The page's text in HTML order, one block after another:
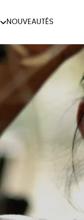
ÉPICERIE
NOUVEAUTÉS